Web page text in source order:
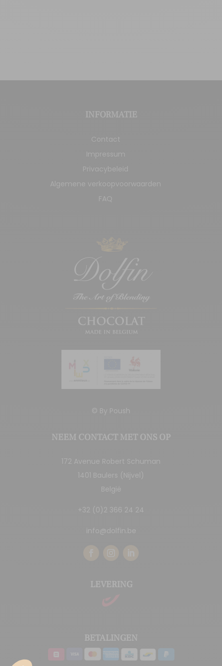
INFORMATIE
Contact
Impressum
Privacybeleid
Algemene verkoopvoorwaarden
FAQ
© By Poush
NEEM CONTACT MET ONS OP
172 Avenue Robert Schuman
1401 Baulers (Nijvel)
België
+32 (0)2 366 24 24
info@dolfin.be
LEVERING
BETALINGEN